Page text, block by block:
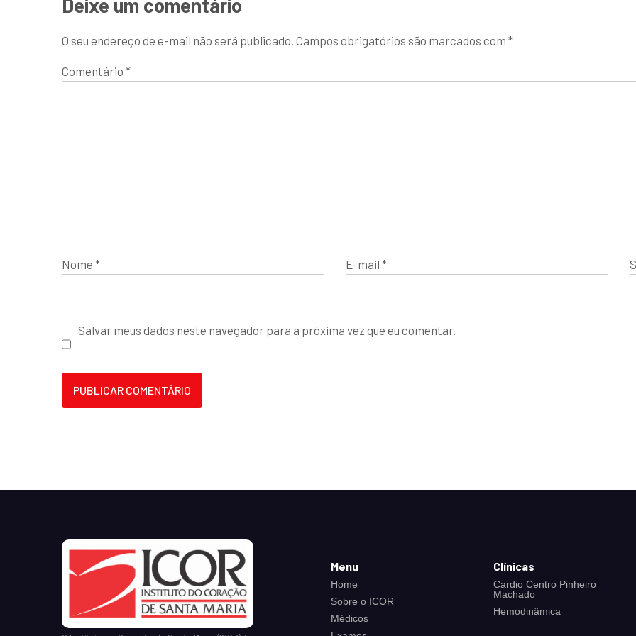
O seu endereço de e-mail não será publicado. Campos obrigatórios são marcados com *
Comentário *
Nome * E-mail *
Salvar meus dados neste navegador para a próxima vez que eu comentar.
Menu
Home
Sobre o ICOR
Médicos
Clínicas
Cardio Centro Pinheiro
Machado
Hemodinâmica